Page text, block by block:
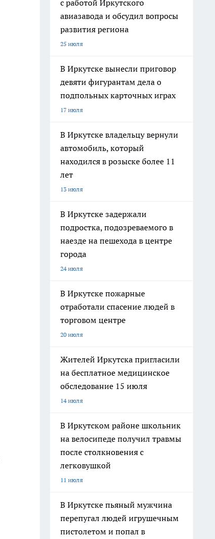
с работой Иркутского
авиазавода и обсудил вопросы
развития региона
25 июля
В Иркутске вынесли приговор
девяти фигурантам дела о
подпольных карточных играх
17 июля
В Иркутске владельцу вернули
автомобиль, который
находился в розыске более 11
лет
13 июля
В Иркутске задержали
подростка, подозреваемого в
наезде на пешехода в центре
города
24 июля
В Иркутске пожарные
отработали спасение людей в
торговом центре
20 июля
Жителей Иркутска пригласили
на бесплатное медицинское
обследование 15 июля
14 июля
В Иркутском районе школьник
на велосипеде получил травмы
после столкновения с
легковушкой
11 июля
В Иркутске пьяный мужчина
перепугал людей игрушечным
пистолетом и попал в